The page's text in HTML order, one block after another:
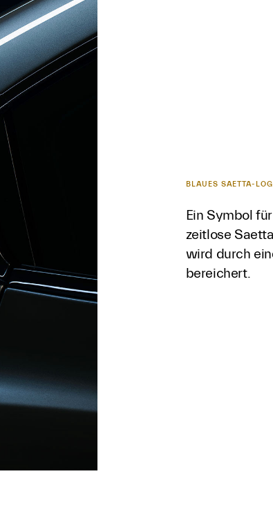
BLAUES SAETTA-
Ein Symbol
zeitlose
wird durch
bereichert.